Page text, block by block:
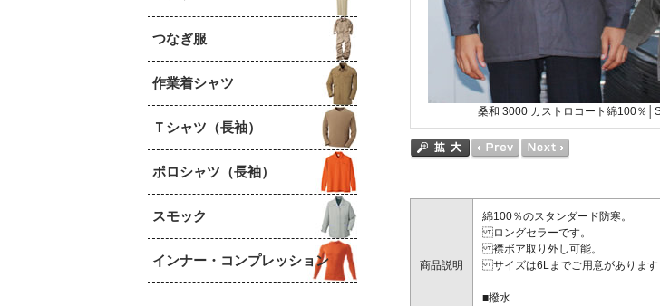
つなぎ服
作業着シャツ
Ｔシャツ（長袖）
ポロシャツ（長袖）
スモック
インナー・コンプレッション
桑和 3000 カストロコート綿100％
商品説明
綿100％のスタンダード防寒。
ロングセラーです。
襟ボア取り外し可能。
サイズは6Lまでご用意があります
■撥水